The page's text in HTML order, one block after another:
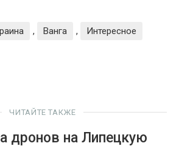
, Ванга , Интересное
ЧИТАЙТЕ ТАКЖЕ
дронов на Липецкую